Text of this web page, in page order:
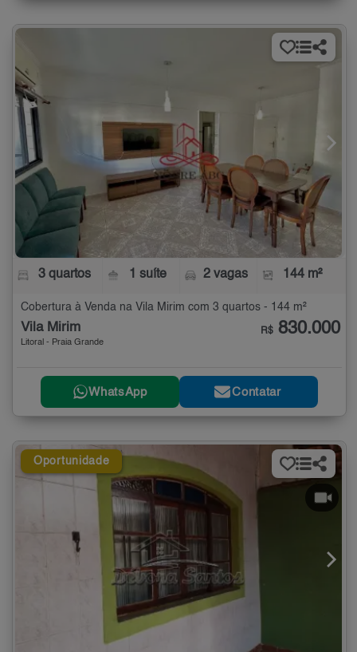
3 quartos 1 suíte 2 vagas 144 m²
Cobertura à Venda na Vila Mirim com 3 quartos - 144 m²
Vila Mirim
Litoral - Praia Grande
R$ 830.000
WhatsApp Contatar
Oportunidade